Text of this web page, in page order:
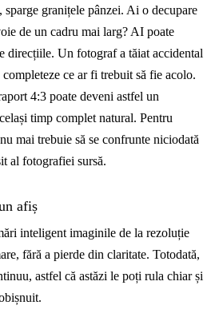
granițele pânzei. Ai o decupare
de un cadru mai larg? AI poate
direcțiile. Un fotograf a tăiat accidental
ce ar fi trebuit să fie acolo.
4:3 poate deveni astfel un
timp complet natural. Pentru
mai trebuie să se confrunte niciodată
al fotografiei sursă.
afiș
inteligent imaginile de la rezoluție
fără a pierde din claritate. Totodată,
astfel că astăzi le poți rula chiar și